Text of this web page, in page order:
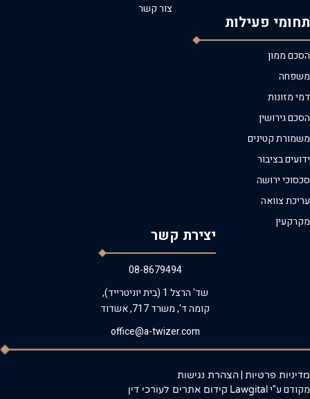
צור קשר
תחומי פעילות
הסכם ממון
משפחה
דמי מזונות
הסכם גירושין
משמורת קטינים
ידועים בציבור
סכסוכי ירושה
עריכת צוואה
מקרקעין
יצירת קשר
08-8679494
שד' הרצל 1 (בית יוניטרייד),
קומה ד', משרד 717, אשדוד
office@a-twizer.com
מקודם ע"יLawgital קידום אתרים לעורכי דין
מדיניות פרטיות |הצהרת נגישות